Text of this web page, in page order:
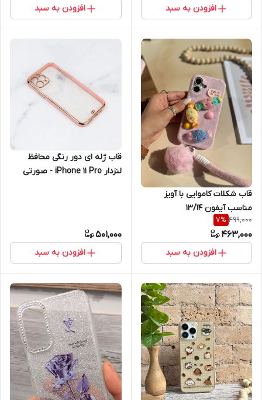
16 iphone 15promax iphone
15pro iphone 15 iphone
iphone 13pro iphone 12promax
iphone 11promax
افزودن به سبد افزودن به سبد
قاب شکلات کاموایی با آویز
مناسب آیفون 13/14
499,000
7%
463,000
افزودن به سبد
قاب ژله ای دور رنگی محافظ
لنزدار iPhone 11 Pro - صورتی
501,000
افزودن به سبد